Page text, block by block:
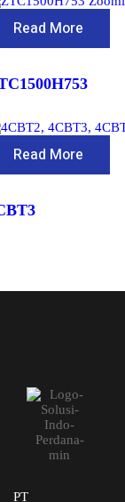
Read More
Read More
PT